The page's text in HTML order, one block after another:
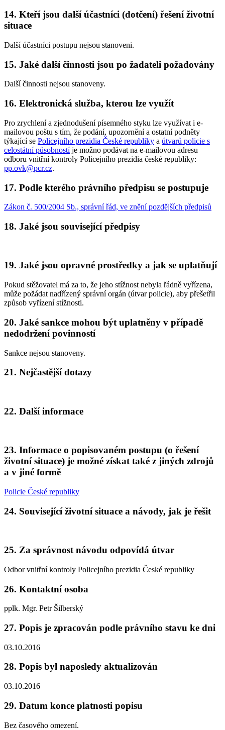
14. Kteří jsou další účastníci (dotčení) řešení životní
situace
Další účastníci postupu nejsou stanoveni.
15. Jaké další činnosti jsou po žadateli požadovány
Další činnosti nejsou stanoveny.
16. Elektronická služba, kterou lze využít
Pro zrychlení a zjednodušení písemného styku lze využívat i e-
mailovou poštu s tím, že podání, upozornění a ostatní podněty
týkající se Policejního prezidia České republiky a útvarů policie s
celostátní působnostíje možno podávat na e-mailovou adresu
odboru vnitřní kontroly Policejního prezidia české republiky:
pp.ovk@pcr.cz.
17. Podle kterého právního předpisu se postupuje
Zákon č. 500/2004 Sb., správní řád, ve znění pozdějších předpisů
18. Jaké jsou související předpisy
19. Jaké jsou opravné prostředky a jak se uplatňují
Pokud stěžovatel má za to, že jeho stížnost nebyla řádně vyřízena,
může požádat nadřízený správní orgán (útvar policie), aby přešetřil
způsob vyřízení stížnosti.
20. Jaké sankce mohou být uplatněny v případě
nedodržení povinností
Sankce nejsou stanoveny.
21. Nejčastější dotazy
22. Další informace
23. Informace o popisovaném postupu (o řešení
životní situace) je možné získat také z jiných zdrojů
a v jiné formě
Policie České republiky
24. Související životní situace a návody, jak je řešit
25. Za správnost návodu odpovídá útvar
Odbor vnitřní kontroly Policejního prezidia České republiky
26. Kontaktní osoba
pplk. Mgr. Petr Šilberský
27. Popis je zpracován podle právního stavu ke dni
03.10.2016
28. Popis byl naposledy aktualizován
03.10.2016
29. Datum konce platnosti popisu
Bez časového omezení.